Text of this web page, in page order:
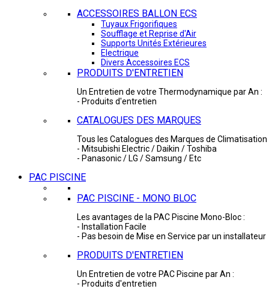
ACCESSOIRES BALLON ECS
Tuyaux Frigorifiques
Soufflage et Reprise d'Air
Supports Unités Extérieures
Electrique
Divers Accessoires ECS
PRODUITS D'ENTRETIEN
Un Entretien de votre Thermodynamique par An :
- Produits d'entretien
CATALOGUES DES MARQUES
Tous les Catalogues des Marques de Climatisation
- Mitsubishi Electric / Daikin / Toshiba
- Panasonic / LG / Samsung / Etc
PAC PISCINE
PAC PISCINE - MONO BLOC
Les avantages de la PAC Piscine Mono-Bloc :
- Installation Facile
- Pas besoin de Mise en Service par un installateur
PRODUITS D'ENTRETIEN
Un Entretien de votre PAC Piscine par An :
- Produits d'entretien